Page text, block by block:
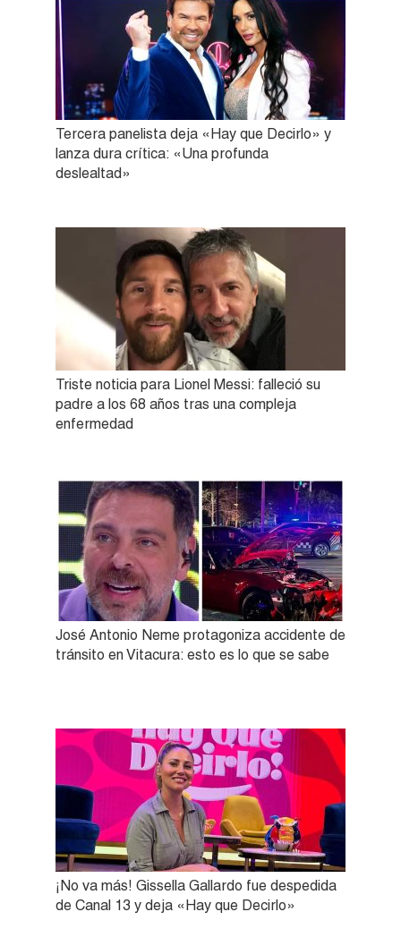
Tercera panelista deja «Hay que Decirlo» y
lanza dura crítica: «Una profunda
deslealtad»
Triste noticia para Lionel Messi: falleció su
padre a los 68 años tras una compleja
enfermedad
José Antonio Neme protagoniza accidente de
tránsito en Vitacura: esto es lo que se sabe
¡No va más! Gissella Gallardo fue despedida
de Canal 13 y deja «Hay que Decirlo»